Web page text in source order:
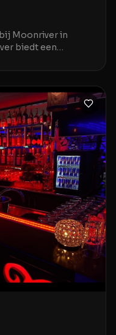
Moonriver in
biedt een